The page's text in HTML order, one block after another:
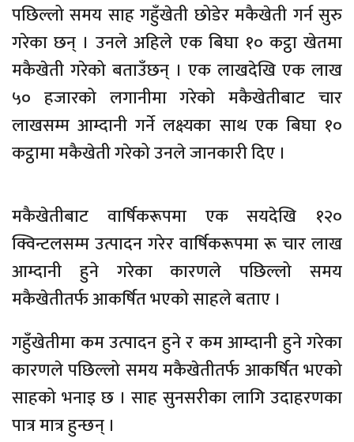
पछिल्लो समय साह गहुँखेती छोडेर मकैखेती गर्न सुरु
गरेका छन् । उनले अहिले एक बिघा १० कट्ठा खेतमा
मकैखेती गरेको बताउँछन् । एक लाखदेखि एक लाख
५० हजारको लगानीमा गरेको मकैखेतीबाट चार
लाखसम्म आम्दानी गर्ने लक्ष्यका साथ एक बिघा १०
कट्ठामा मकैखेती गरेको उनले जानकारी दिए ।
मकैखेतीबाट वार्षिकरूपमा एक सयदेखि १२०
क्विन्टलसम्म उत्पादन गरेर वार्षिकरूपमा रू चार लाख
आम्दानी हुने गरेका कारणले पछिल्लो समय
मकैखेतीतर्फ आकर्षित भएको साहले बताए ।
गहुँखेतीमा कम उत्पादन हुने र कम आम्दानी हुने गरेका
कारणले पछिल्लो समय मकैखेतीतर्फ आकर्षित भएको
साहको भनाइ छ । साह सुनसरीका लागि उदाहरणका
पात्र मात्र हुन्छन् ।